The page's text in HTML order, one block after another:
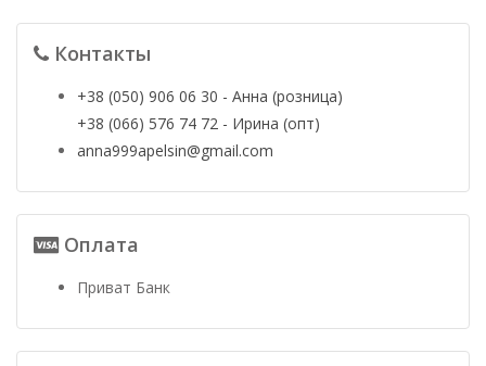
Контакты
+38 (050) 906 06 30 - Анна (розница)
+38 (066) 576 74 72 - Ирина (опт)
anna999apelsin@gmail.com
Оплата
Приват Банк